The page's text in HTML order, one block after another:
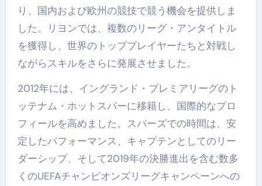
り、国内および欧州の競技で競う機会を提供しま
した。リヨンでは、複数のリーグ・アンタイトル
を獲得し、世界のトッププレイヤーたちと対戦し
ながらスキルをさらに発展させました。
2012年には、イングランド・プレミアリーグのト
ッテナム・ホットスパーに移籍し、国際的なプロ
フィールを高めました。スパーズでの時間は、安
定したパフォーマンス、キャプテンとしてのリー
ダーシップ、そして2019年の決勝進出を含む数多
くのUEFAチャンピオンズリーグキャンペーンへの